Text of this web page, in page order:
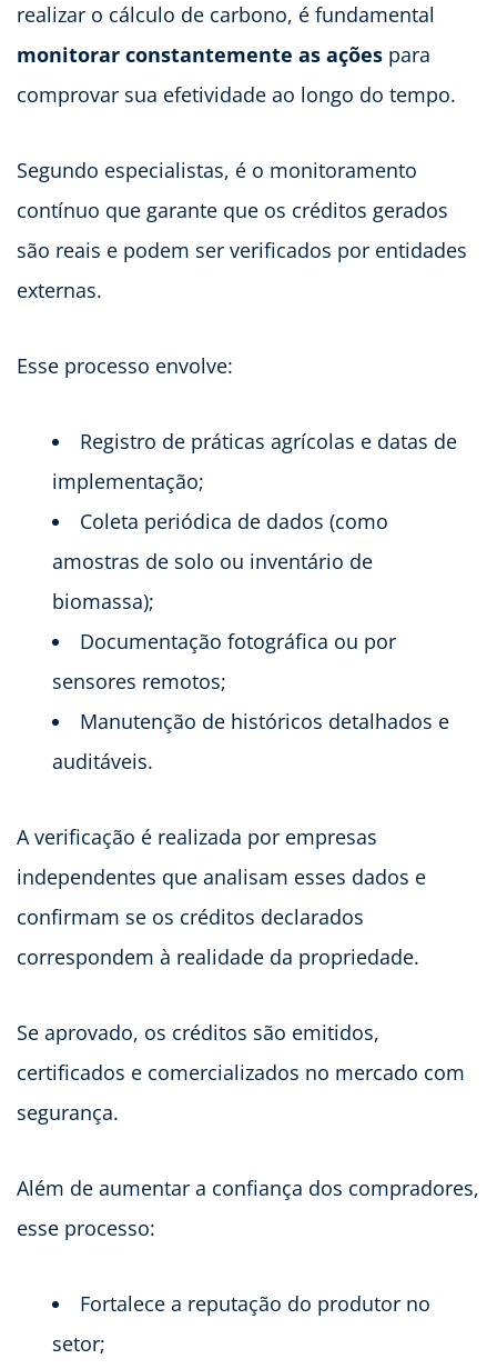
realizar o cálculo de carbono, é fundamental
monitorar constantemente as ações para
comprovar sua efetividade ao longo do tempo.
Segundo especialistas, é o monitoramento
contínuo que garante que os créditos gerados
são reais e podem ser verificados por entidades
externas.
Esse processo envolve:
Registro de práticas agrícolas e datas de
implementação;
Coleta periódica de dados (como
amostras de solo ou inventário de
biomassa);
Documentação fotográfica ou por
sensores remotos;
Manutenção de históricos detalhados e
auditáveis.
A verificação é realizada por empresas
independentes que analisam esses dados e
confirmam se os créditos declarados
correspondem à realidade da propriedade.
Se aprovado, os créditos são emitidos,
certificados e comercializados no mercado com
segurança.
Além de aumentar a confiança dos compradores,
esse processo:
Fortalece a reputação do produtor no
setor;